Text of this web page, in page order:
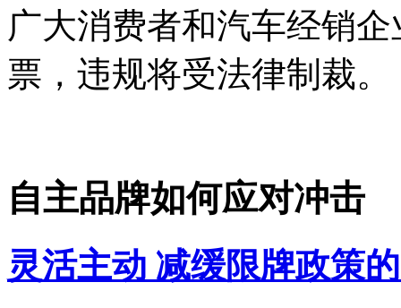
广大消费者和汽车经销
票，违规将受法律制裁。
自主品牌如何应对冲击
灵活主动 减缓限牌政策